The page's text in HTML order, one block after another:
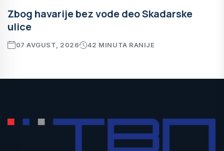
Zbog havarije bez vode deo Skadarske
ulice
07 AVGUST, 2026 42 MINUTA RANIJE